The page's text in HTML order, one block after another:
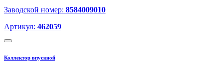
Заводской номер: 8584009010
Артикул: 462059
Коллектор впускной